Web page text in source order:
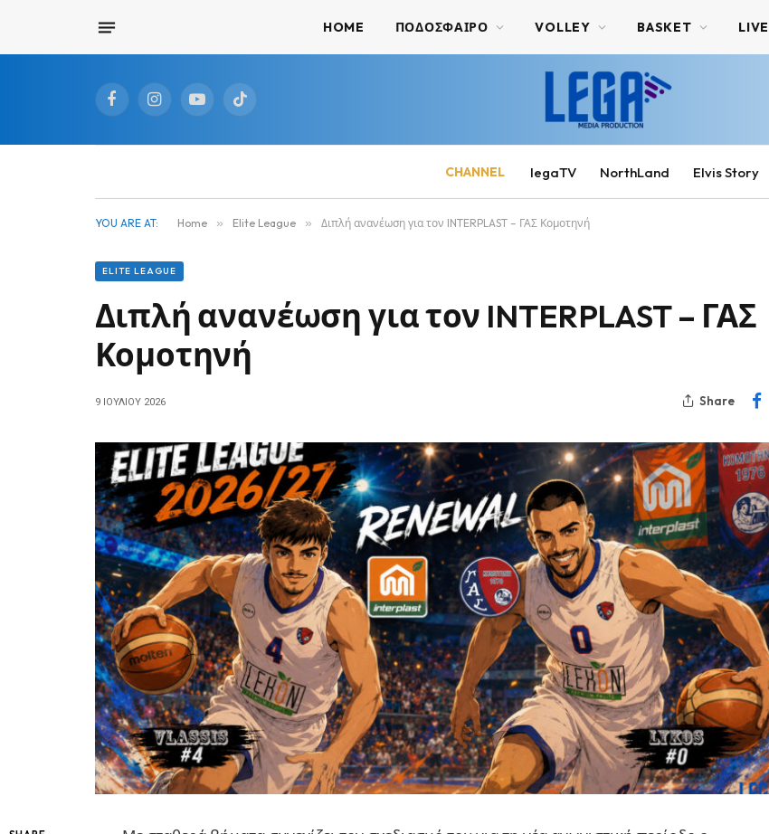
HOME ΠΟΔΟΣΦΑΙΡΟ VOLLEY BASKET LIVE
FacebookInstagramYouTubeTikTok
CHANNEL legaTV NorthLand Elvis Story
YOU ARE AT: Home » Elite League » Διπλή ανανέωση για τον INTERPLAST – ΓΑΣ Κομοτηνή
ELITE LEAGUE
Διπλή ανανέωση για τον INTERPLAST – ΓΑΣ
Κομοτηνή
9 ΙΟΥΛΊΟΥ 2026 Share